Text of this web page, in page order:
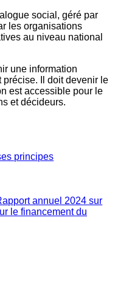
social, géré par
les organisations
au niveau national
une information
Il doit devenir le
est accessible pour le
et décideurs.
principes
annuel 2024 sur
le financement du